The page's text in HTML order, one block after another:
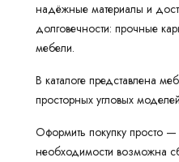
надёжные материалы и
долговечности: прочные
мебели.
В каталоге представлена
просторных угловых
Оформить покупку просто —
необходимости возможна